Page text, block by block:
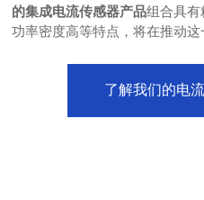
的集成电流传感器产品组合具有
功率密度高等特点，将在推动这
了解我们的电